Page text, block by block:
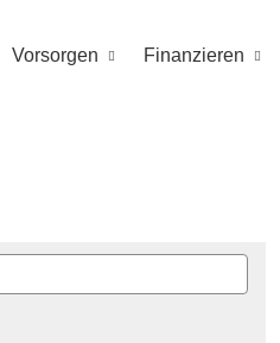
Vorsorgen Finanzieren